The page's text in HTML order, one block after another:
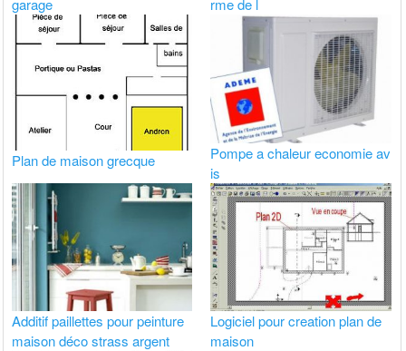
garage rme de l
Plan de maison grecque
Pompe a chaleur economie av
is
Additif paillettes pour peinture
maison déco strass argent
Logiciel pour creation plan de
maison